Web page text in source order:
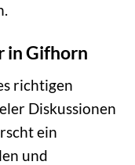
in Gifhorn
richtigen
Diskussionen
ein
und